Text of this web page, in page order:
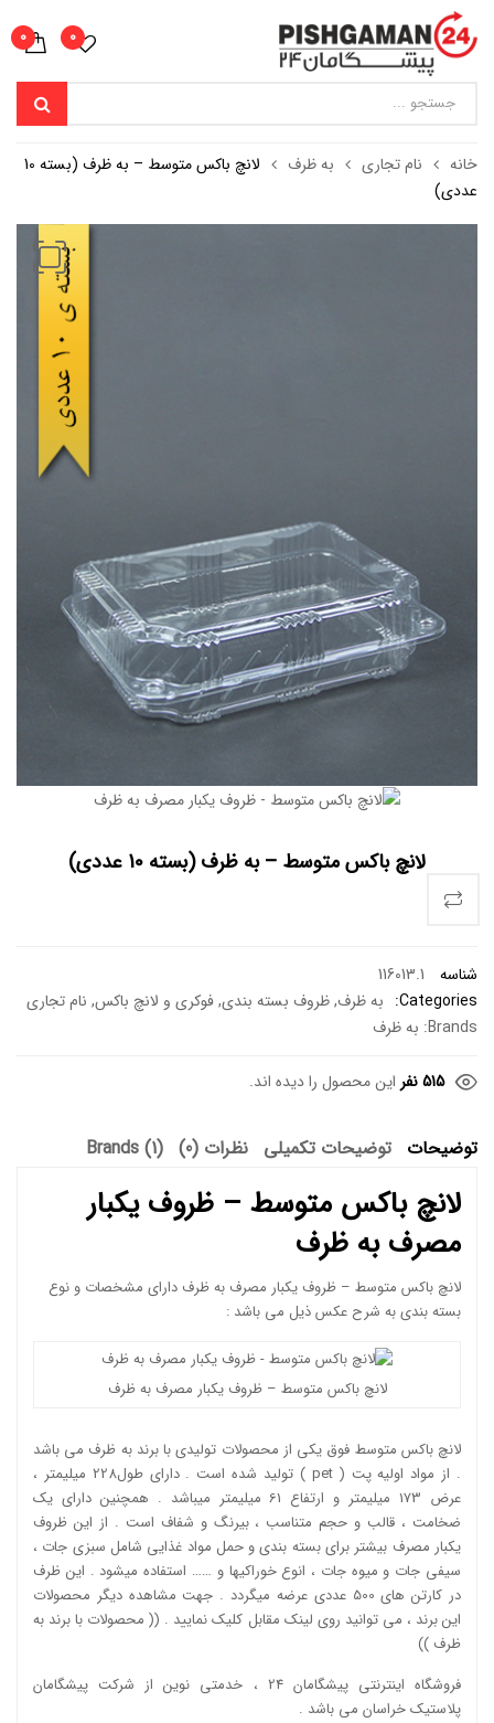
0
0
خانه نام تجاری به ظرف
لانچ باکس متوسط – به ظرف (بسته 10
عددی)
لانچ باکس متوسط – به ظرف (بسته 10 عددی)
شناسه
116013.1
Categories:
به ظرف,ظروف بسته بندی,فوکری و لانچ باکس, نام تجاری
Brands: به ظرف
515 نفر این محصول را دیده اند.
توضیحات توضیحات تکمیلی نظرات (0) Brands (1)
لانچ باکس متوسط – ظروف یکبار
مصرف به ظرف
لانچ باکس متوسط – ظروف یکبار مصرف به ظرف دارای مشخصات و نوع
بسته بندی به شرح عکس ذیل می باشد :
لانچ باکس متوسط – ظروف یکبار مصرف به ظرف
لانچ باکس متوسط فوق یکی از محصولات تولیدی با برند به ظرف می باشد
. از مواد اولیه پت ( pet ) تولید شده است . دارای طول228 میلیمتر ،
عرض 173 میلیمتر و ارتفاع 61 میلیمتر میباشد . همچنین دارای یک
ضخامت ، قالب و حجم متناسب ، بیرنگ و شفاف است . از این ظروف
یکبار مصرف بیشتر برای بسته بندی و حمل مواد غذایی شامل سبزی جات ،
سیفی جات و میوه جات ، انوع خوراکیها و …… استفاده میشود . این ظرف
در کارتن های 500 عددی عرضه میگردد . جهت مشاهده دیگر محصولات
این برند ، می توانید روی لینک مقابل کلیک نمایید . (( محصولات با برند به
ظرف ))
فروشگاه اینترنتی پیشگامان 24 ، خدمتی نوین از شرکت پیشگامان
پلاستیک خراسان می باشد .